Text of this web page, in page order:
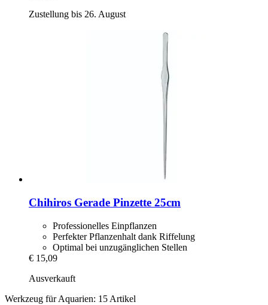
Zustellung bis 26. August
Chihiros Gerade Pinzette 25cm
Professionelles Einpflanzen
Perfekter Pflanzenhalt dank Riffelung
Optimal bei unzugänglichen Stellen
€ 15,09
Ausverkauft
Werkzeug für Aquarien: 15 Artikel